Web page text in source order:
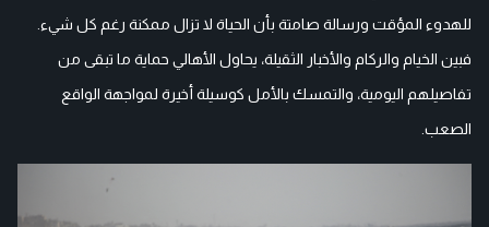
للهدوء المؤقت ورسالة صامتة بأن الحياة لا تزال ممكنة رغم كل شيء.
فبين الخيام والركام والأخبار الثقيلة، يحاول الأهالي حماية ما تبقى من
تفاصيلهم اليومية، والتمسك بالأمل كوسيلة أخيرة لمواجهة الواقع
الصعب.